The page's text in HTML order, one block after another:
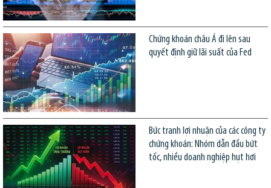
Chứng khoán châu Á đi lên sau
quyết định giữ lãi suất của Fed
Bức tranh lợi nhuận của các công ty
chứng khoán: Nhóm dẫn đầu bứt
tốc, nhiều doanh nghiệp hụt hơi